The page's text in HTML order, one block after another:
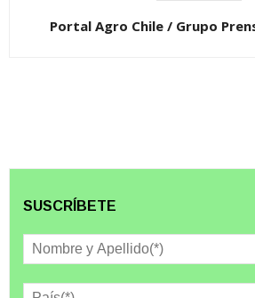
Portal Agro Chile / Grupo
SUSCRÍBETE